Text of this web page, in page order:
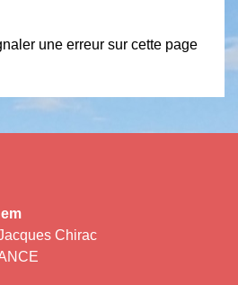
une erreur sur cette page
Chirac